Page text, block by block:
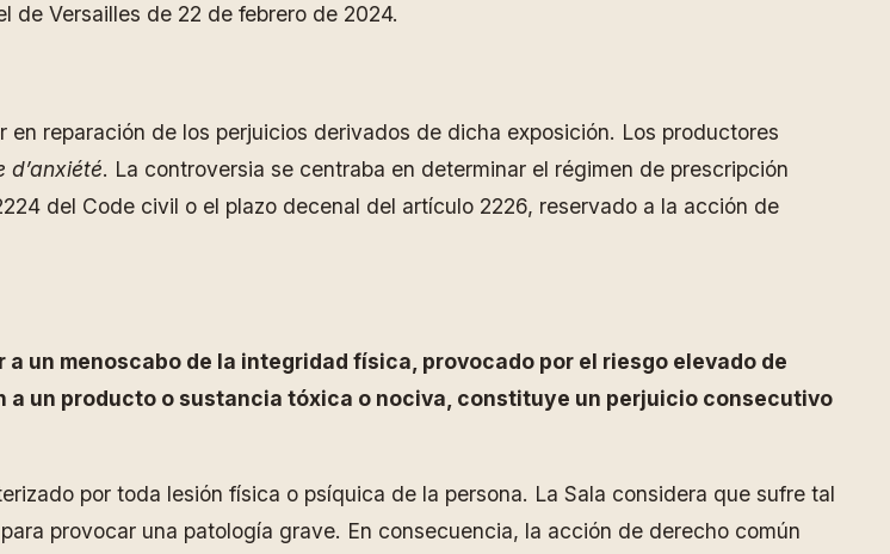
de Versailles de 22 de febrero de 2024.
reparación de los perjuicios derivados de dicha exposición. Los productores
d’anxiété. La controversia se centraba en determinar el régimen de prescripción
del Code civil o el plazo decenal del artículo 2226, reservado a la acción de
a un menoscabo de la integridad física, provocado por el riesgo elevado de
un producto o sustancia tóxica o nociva, constituye un perjuicio consecutivo
por toda lesión física o psíquica de la persona. La Sala considera que sufre tal
provocar una patología grave. En consecuencia, la acción de derecho común